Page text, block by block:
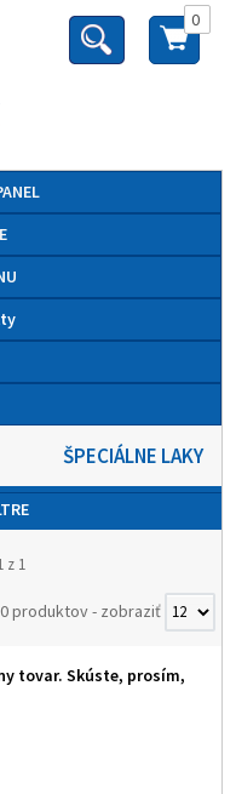
0
ŠPECIÁLNE LAKY
z 1
0 produktov- zobraziť
tovar. Skúste, prosím,